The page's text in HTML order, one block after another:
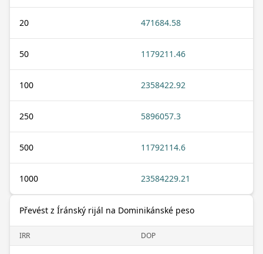
20 471684.58
50 1179211.46
100 2358422.92
250 5896057.3
500 11792114.6
1000 23584229.21
Převést z Íránský rijál na Dominikánské peso
IRR DOP